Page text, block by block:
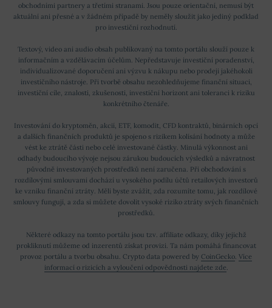
obchodními partnery a třetími stranami. Jsou pouze orientační, nemusí být
aktuální ani přesné a v žádném případě by neměly sloužit jako jediný podklad
pro investiční rozhodnutí.
Textový, video ani audio obsah publikovaný na tomto portálu slouží pouze k
informačním a vzdělávacím účelům. Nepředstavuje investiční poradenství,
individualizované doporučení ani výzvu k nákupu nebo prodeji jakéhokoli
investičního nástroje. Při tvorbě obsahu nezohledňujeme finanční situaci,
investiční cíle, znalosti, zkušenosti, investiční horizont ani toleranci k riziku
konkrétního čtenáře.
Investování do kryptoměn, akcií, ETF, komodit, CFD kontraktů, binárních opcí
a dalších finančních produktů je spojeno s rizikem kolísání hodnoty a může
vést ke ztrátě části nebo celé investované částky. Minulá výkonnost ani
odhady budoucího vývoje nejsou zárukou budoucích výsledků a návratnost
původně investovaných prostředků není zaručena. Při obchodování s
rozdílovými smlouvami dochází u vysokého podílu účtů retailových investorů
ke vzniku finanční ztráty. Měli byste zvážit, zda rozumíte tomu, jak rozdílové
smlouvy fungují, a zda si můžete dovolit vysoké riziko ztráty svých finančních
prostředků.
Některé odkazy na tomto portálu jsou tzv. affiliate odkazy, díky jejichž
prokliknutí můžeme od inzerentů získat provizi. Ta nám pomáhá financovat
provoz portálu a tvorbu obsahu. Crypto data powered by CoinGecko Více
informací o rizicích a vyloučení odpovědnosti najdete zde